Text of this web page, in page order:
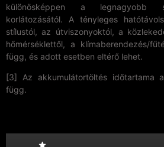
különösképpen a legnagyobb
korlátozásától. A tényleges
stílustól, az útviszonyoktól, a
hőmérséklettől, a klímaberendezés/
függ, és adott esetben eltérő lehet.
[3] Az akkumulátortöltés időtartama
függ.